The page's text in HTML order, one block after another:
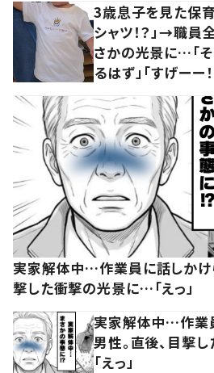
3歳息子を見た保
シャツ！？」→職員
さかの光景に…「
るはず」「すげーー！
実家解体中…作業員に話しかけ
撃した衝撃の光景に…「えっ」
実家解体中…作業
男性。直後、目撃
「えっ」